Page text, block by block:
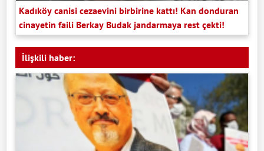
Kadıköy canisi cezaevini birbirine kattı! Kan donduran
cinayetin faili Berkay Budak jandarmaya rest çekti!
İlişkili haber: